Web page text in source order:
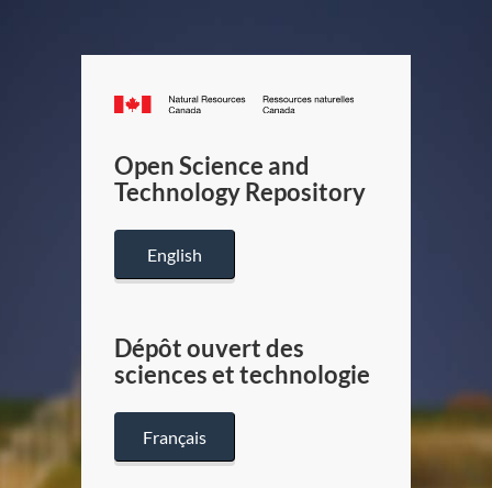
Canada.ca
/
Canada
Open Science and
Technology Repository
English
Dépôt ouvert des
sciences et technologie
Français